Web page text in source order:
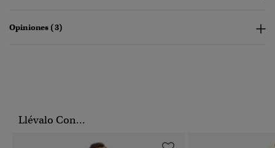
Opiniones (3)
Llévalo Con...